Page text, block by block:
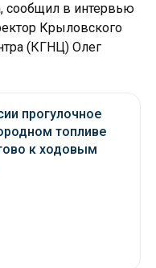
сообщил в интервью
Крыловского
(КГНЦ) Олег
прогулочное
топливе
к ходовым